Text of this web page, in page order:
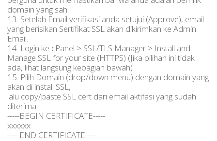
domain yang sah.
13. Setelah Email verifikasi anda setujui (Approve), email
yang berisikan Sertifikat SSL akan dikirimkan ke Admin
Email.
14. Login ke cPanel > SSL/TLS Manager > Install and
Manage SSL for your site (HTTPS) (Jika pilihan ini tidak
ada, lihat langsung kebagian bawah)
15. Pilih Domain (drop/down menu) dengan domain yang
akan di install SSL,
lalu copy/paste SSL cert dari email aktifasi yang sudah
diterima
-----BEGIN CERTIFICATE-----
xxxxxx
-----END CERTIFICATE-----